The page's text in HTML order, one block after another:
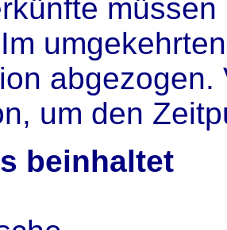
abgezogen.
um den
beinhaltet